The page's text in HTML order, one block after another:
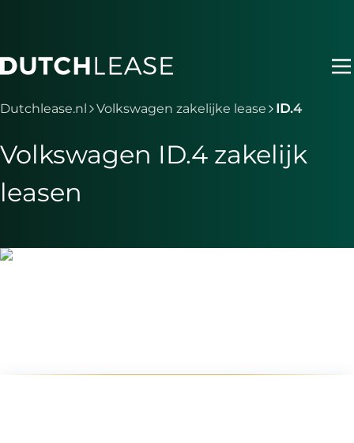
Je bent nu voorbij het hoofdmenu
Dutchlease.nl Volkswagen zakelijke lease ID.4
Volkswagen ID.4 zakelijk
leasen